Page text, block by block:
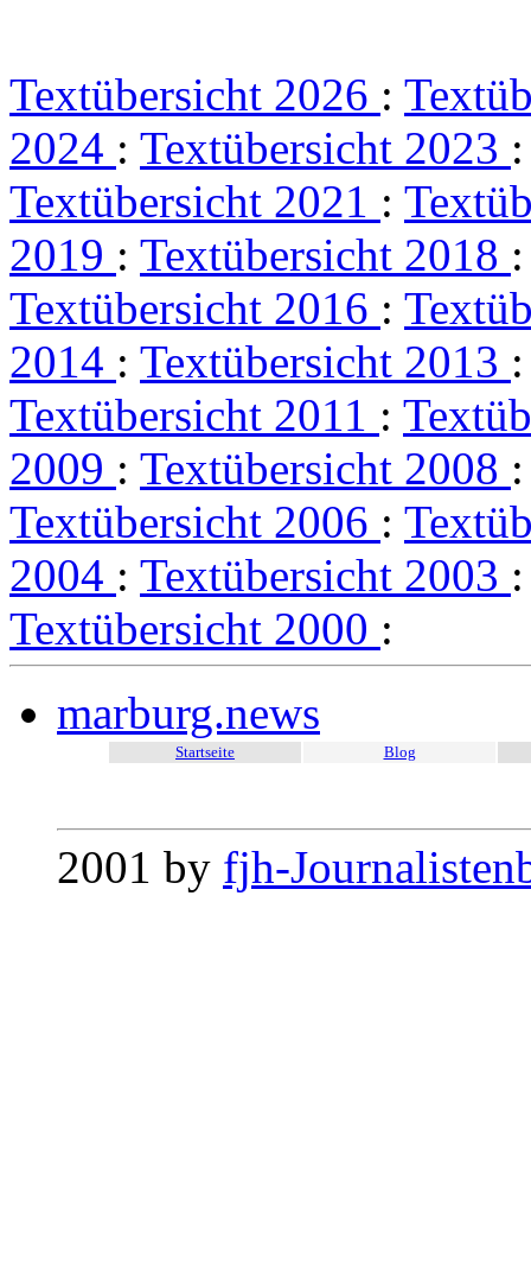
Textübersicht 2026 :
2024 : Textübersicht 2023
Textübersicht 2021 :
2019 : Textübersicht 2018
Textübersicht 2016 :
2014 : Textübersicht 2013
Textübersicht 2011 :
2009 : Textübersicht 2008
Textübersicht 2006 :
2004 : Textübersicht 2003
Textübersicht 2000 :
marburg.news
Startseite Blog
2001 by fjh-